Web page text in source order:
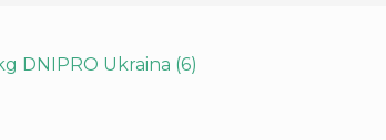
DNIPRO Ukraina (6)